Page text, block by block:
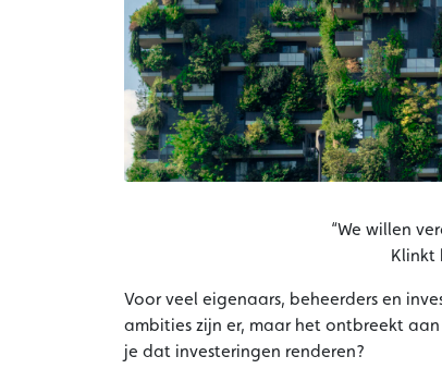
“We willen
Klinkt
Voor veel eigenaars, beheerders en
ambities zijn er, maar het ontbreekt aan
je dat investeringen renderen?